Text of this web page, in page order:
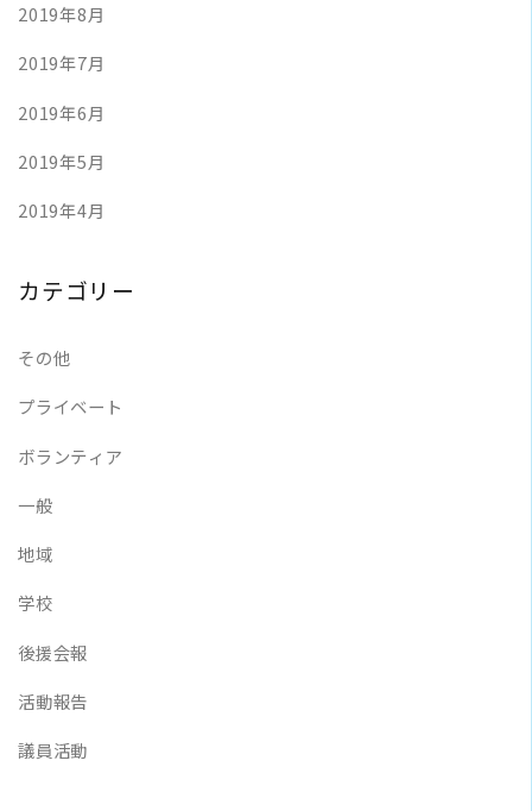
2019年8月
2019年7月
2019年6月
2019年5月
2019年4月
カテゴリー
その他
プライベート
ボランティア
一般
地域
学校
後援会報
活動報告
議員活動